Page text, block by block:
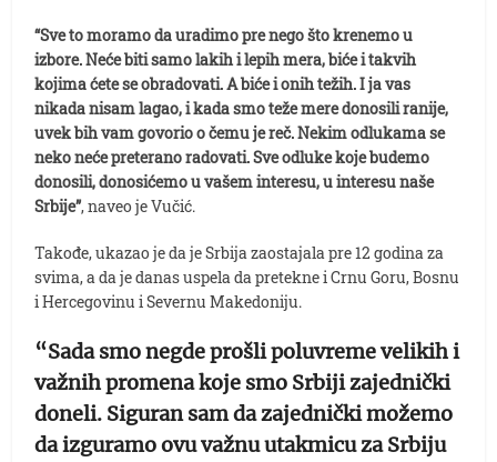
“Sve to moramo da uradimo pre nego što krenemo u
izbore. Neće biti samo lakih i lepih mera, biće i takvih
kojima ćete se obradovati. A biće i onih težih. I ja vas
nikada nisam lagao, i kada smo teže mere donosili ranije,
uvek bih vam govorio o čemu je reč. Nekim odlukama se
neko neće preterano radovati. Sve odluke koje budemo
donosili, donosićemo u vašem interesu, u interesu naše
Srbije”, naveo je Vučić.
Takođe, ukazao je da je Srbija zaostajala pre 12 godina za
svima, a da je danas uspela da pretekne i Crnu Goru, Bosnu
i Hercegovinu i Severnu Makedoniju.
“Sada smo negde prošli poluvreme velikih i
važnih promena koje smo Srbiji zajednički
doneli. Siguran sam da zajednički možemo
da izguramo ovu važnu utakmicu za Srbiju